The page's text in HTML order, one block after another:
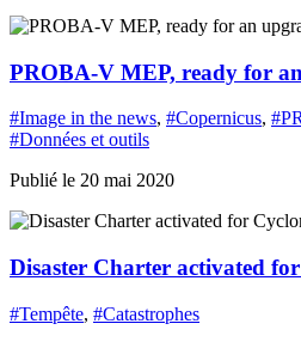
PROBA-V MEP, ready for
#Image in the news, #Copernicus,
#Données et outils
Publié le 20 mai 2020
Disaster Charter activated
#Tempête, #Catastrophes